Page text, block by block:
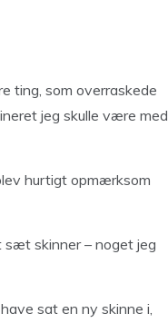
ting, som overraskede
jeg skulle være med
hurtigt opmærksom
sæt skinner – noget jeg
sat en ny skinne i,